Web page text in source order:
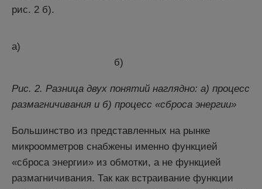
рис. 2 б).
а)
б)
Рис. 2. Разница двух понятий наглядно: а) процесс
размагничивания и б) процесс «сброса энергии»
Большинство из представленных на рынке
микроомметров снабжены именно функцией
«сброса энергии» из обмотки, а не функцией
размагничивания. Так как встраивание функции